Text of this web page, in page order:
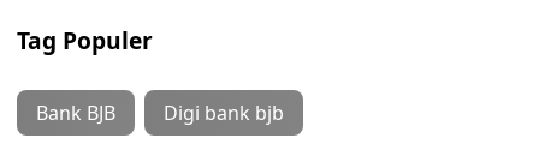
Tag Populer
Bank BJB Digi bank bjb